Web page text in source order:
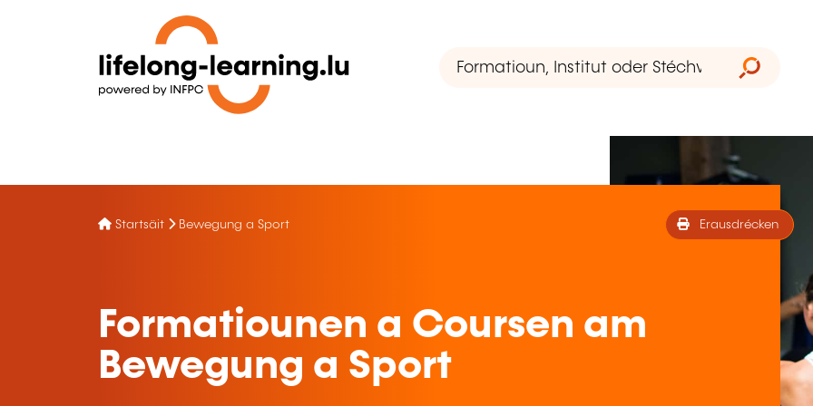
Startsäit Bewegung a Sport Erausdrécken
Formatiounen a Coursen am
Bewegung a Sport